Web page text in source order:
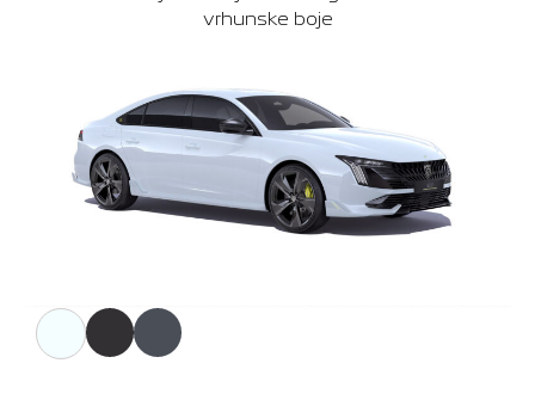
vrhunske boje